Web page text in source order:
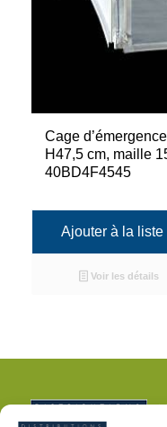
Cage
H47,5 cm, maille
40BD4F4545
Ajouter à la liste
Voir les détails